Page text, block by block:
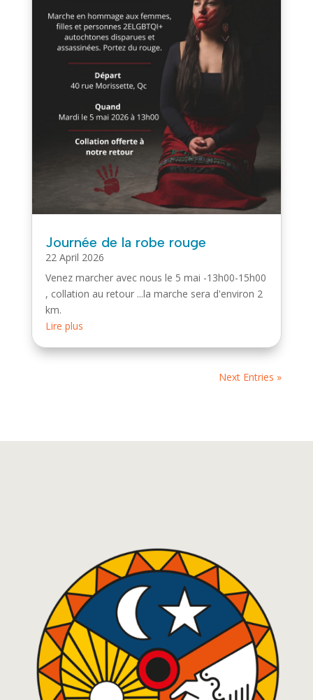
Journée de la robe rouge
22 April 2026
Venez marcher avec nous le 5 mai -13h00-15h00
, collation au retour ...la marche sera d'environ 2
km.
Lire plus
Next Entries »